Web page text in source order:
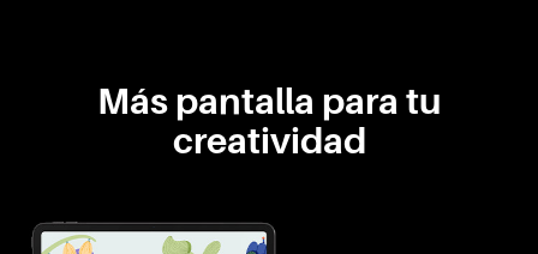
Más pantalla para tu
creatividad